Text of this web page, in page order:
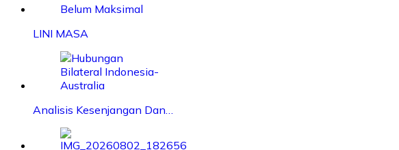
LINI MASA
Analisis Kesenjangan Dan…